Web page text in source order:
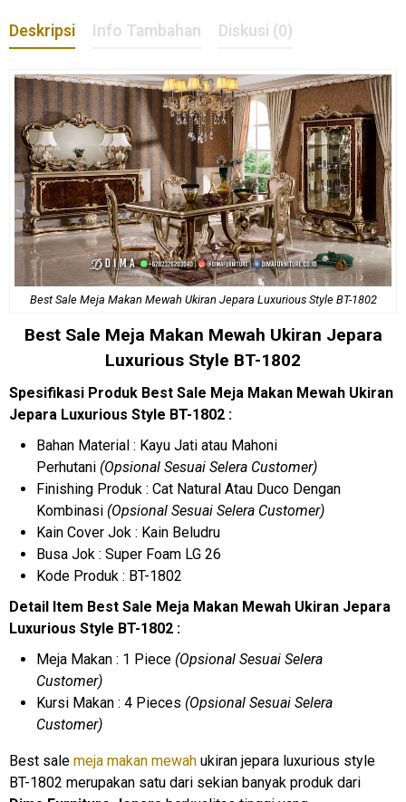
Deskripsi Info Tambahan Diskusi (0)
Best Sale Meja Makan Mewah Ukiran Jepara Luxurious Style BT-1802
Best Sale Meja Makan Mewah Ukiran Jepara
Luxurious Style BT-1802
Spesifikasi Produk Best Sale Meja Makan Mewah Ukiran
Jepara Luxurious Style BT-1802 :
Bahan Material : Kayu Jati atau Mahoni
Perhutani (Opsional Sesuai Selera Customer)
Finishing Produk : Cat Natural Atau Duco Dengan
Kombinasi (Opsional Sesuai Selera Customer)
Kain Cover Jok : Kain Beludru
Busa Jok : Super Foam LG 26
Kode Produk : BT-1802
Detail Item Best Sale Meja Makan Mewah Ukiran Jepara
Luxurious Style BT-1802 :
Meja Makan : 1 Piece (Opsional Sesuai Selera
Customer)
Kursi Makan : 4 Pieces (Opsional Sesuai Selera
Customer)
Best sale meja makan mewah ukiran jepara luxurious style
BT-1802 merupakan satu dari sekian banyak produk dari